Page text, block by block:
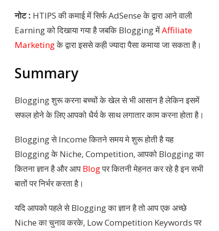
नोट : HTIPS की कमाई में सिर्फ AdSense के द्वारा आने वाली
Earning को दिखाया गया है जबकि Blogging मेंAffiliate
Marketingके द्वारा इससे कही ज्यादा पैसा कमाया जा सकता है।
Summary
Blogging शुरू करना बच्चों के खेल से भी आसान है लेकिन इसमें
सफल होने के लिए आपको धैर्य के साथ लगातार काम करना होता है।
Blogging से Income कितने समय मे शुरू होती है यह
Blogging के Niche, Competition, आपको Blogging का
कितना ज्ञान है और आपBlogपर कितनी मेहनत कर रहे है इन सभी
बातों पर निर्भर करता है।
यदि आपको पहले से Blogging का ज्ञान है तो आप एक अच्छे
Niche का चुनाव करके, Low Competition Keywords पर